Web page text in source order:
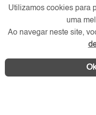
Utilizamos cookies para
uma
Ao navegar neste site,